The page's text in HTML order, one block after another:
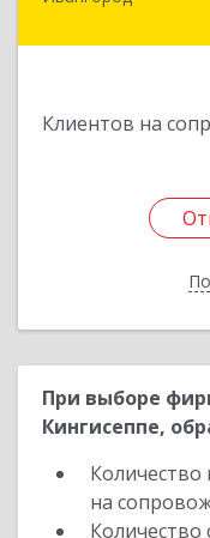
Клиентов на
При выборе
Кингисеппе,
на
Количество